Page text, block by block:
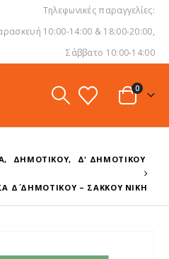
Τηλεφωνικές παραγγελίες:
10:00-14:00 & 18:00-20:00,
Σάββατο 10:00-14:00
0
, ΔΗΜΟΤΙΚΟΎ, Δ' ΔΗΜΟΤΙΚΟΎ
Δ΄ ΔΗΜΟΤΙΚΟΎ – ΣΆΚΚΟΥ ΝΊΚΗ